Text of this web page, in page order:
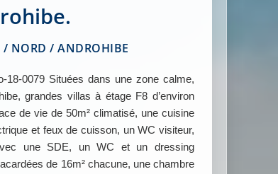
NORD / ANDROHIBE
18-0079 Situées dans une zone calme,
grandes villas à étage F8 d’environ
de vie de 50m² climatisé, une cuisine
et feux de cuisson, un WC visiteur,
une SDE, un WC et un dressing
de 16m² chacune, une chambre